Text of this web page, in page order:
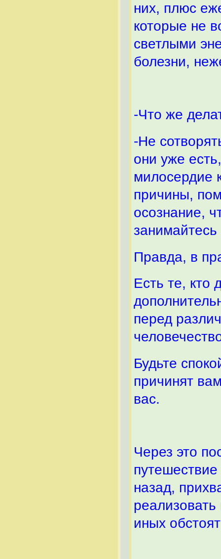
них, плюс
которые не
светлыми
болезни,
-Что же
-Не
они уже
милосердие
причины,
осознание,
Правда, в
Есть те, кто
перед
Будьте
причинят
вас.
Через это
назад,
иных